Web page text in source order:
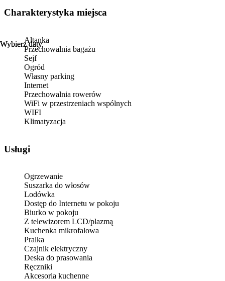
Wybierz daty
Wybierz daty
Charakterystyka miejsca
Altanka
Przechowalnia bagażu
Sejf
Ogród
Własny parking
Internet
Przechowalnia rowerów
WiFi w przestrzeniach wspólnych
WIFI
Klimatyzacja
Usługi
Ogrzewanie
Suszarka do włosów
Lodówka
Dostęp do Internetu w pokoju
Biurko w pokoju
Z telewizorem LCD/plazmą
Kuchenka mikrofalowa
Pralka
Czajnik elektryczny
Deska do prasowania
Ręczniki
Akcesoria kuchenne